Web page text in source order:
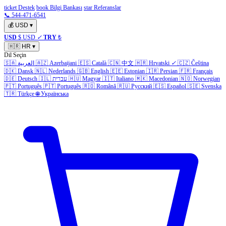
ticket Destek book Bilgi Bankası star Referanslar
📞 544-471-6541
💰 USD ▾
USD $ USD ✓ TRY ₺
🇭🇷 HR ▾
Dil Seçin
🇸🇦 العربية 🇦🇿 Azerbaijani 🇪🇸 Català 🇨🇳 中文 🇭🇷 Hrvatski ✓ 🇨🇿 Čeština
🇩🇰 Dansk 🇳🇱 Nederlands 🇬🇧 English 🇪🇪 Estonian 🇮🇷 Persian 🇫🇷 Français
🇩🇪 Deutsch 🇮🇱 עברית 🇭🇺 Magyar 🇮🇹 Italiano 🇲🇰 Macedonian 🇳🇴 Norwegian
🇵🇹 Português 🇵🇹 Português 🇷🇴 Română 🇷🇺 Русский 🇪🇸 Español 🇸🇪 Svenska
🇹🇷 Türkçe 🌐 Українська